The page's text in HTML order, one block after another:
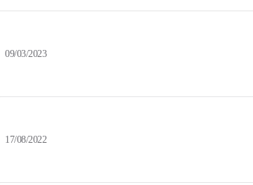
09/03/2023
17/08/2022